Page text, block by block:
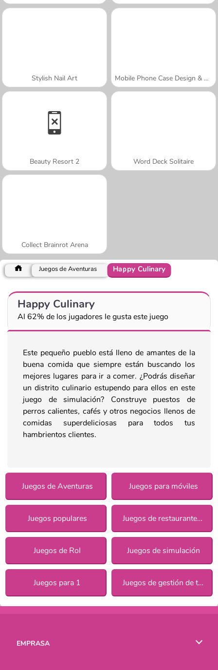
Stylish Nail Art Mobile Phone Case Design & DIY
Beauty Resort 2 Word Deck Solitaire
Collect Brainrot Arena
Juegos de Aventuras Happy Culinary
Happy Culinary
Al 62% de los jugadores le gusta este juego
Este pequeño pueblo está lleno de amantes de la
buena comida que siempre están buscando los
mejores lugares para ir a comer. ¿Podrás diseñar
un distrito culinario estupendo para ellos en este
juego de simulación? Construye puestos de
perros calientes, cafés y otros negocios llenos de
comidas superdeliciosas para todos tus
hambrientos clientes.
Juegos de Aventuras Juegos para móviles
Juegos populares Juegos de restaurantes para chicas
Juegos de Rol Juegos de simulación
Juegos para 1 Juegos de gestión de tiempo
EMPRASA